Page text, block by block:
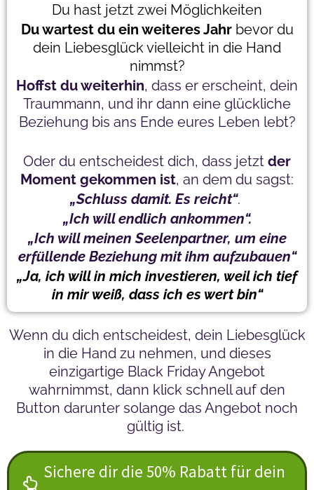
Du hast jetzt zwei Möglichkeiten
Du wartest du ein weiteres Jahrbevor du
dein Liebesglück vielleicht in die Hand
nimmst?
Hoffst du weiterhin, dass er erscheint, dein
Traummann, und ihr dann eine glückliche
Beziehung bis ans Ende eures Leben lebt?
Oder du entscheidest dich, dass jetzt der
Moment gekommen ist, an dem du sagst:
„Schluss damit. Es reicht“.
„Ich will endlich ankommen“.
„Ich will meinen Seelenpartner, um eine
erfüllende Beziehung mit ihm aufzubauen“
„Ja, ich will in mich investieren, weil ich tief
in mir weiß, dass ich es wert bin“
Wenn du dich entscheidest, dein Liebesglück
in die Hand zu nehmen, und dieses
einzigartige Black Friday Angebot
wahrnimmst, dann klick schnell auf den
Button darunter solange das Angebot noch
gültig ist.
Sichere dir die 50% Rabatt für dein